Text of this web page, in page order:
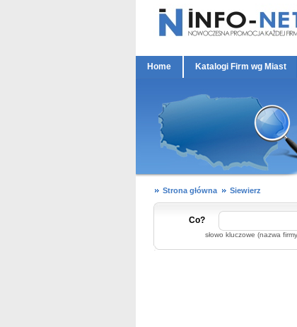
Home Katalogi Firm wg Miast
Strona główna Siewierz
Co?
słowo kluczowe (nazwa